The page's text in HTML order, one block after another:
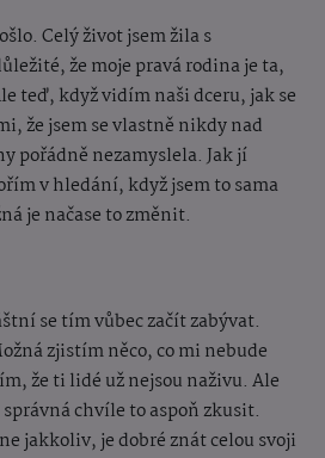
Celý život jsem žila s
že moje pravá rodina je ta,
teď, když vidím naši dceru, jak se
že jsem se vlastně nikdy nad
pořádně nezamyslela. Jak jí
v hledání, když jsem to sama
je načase to změnit.
se tím vůbec začít zabývat.
zjistím něco, co mi nebude
že ti lidé už nejsou naživu. Ale
chvíle to aspoň zkusit.
jakkoliv, je dobré znát celou svoji